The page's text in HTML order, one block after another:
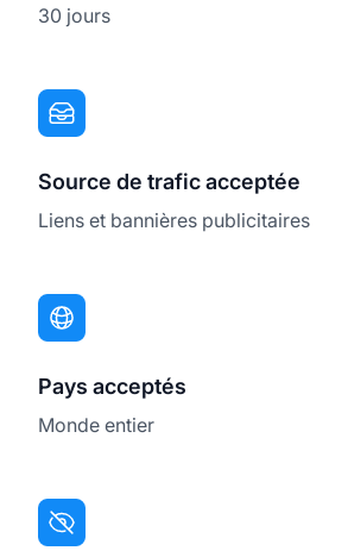
30 jours
Source de trafic acceptée
Liens et bannières publicitaires
Pays acceptés
Monde entier